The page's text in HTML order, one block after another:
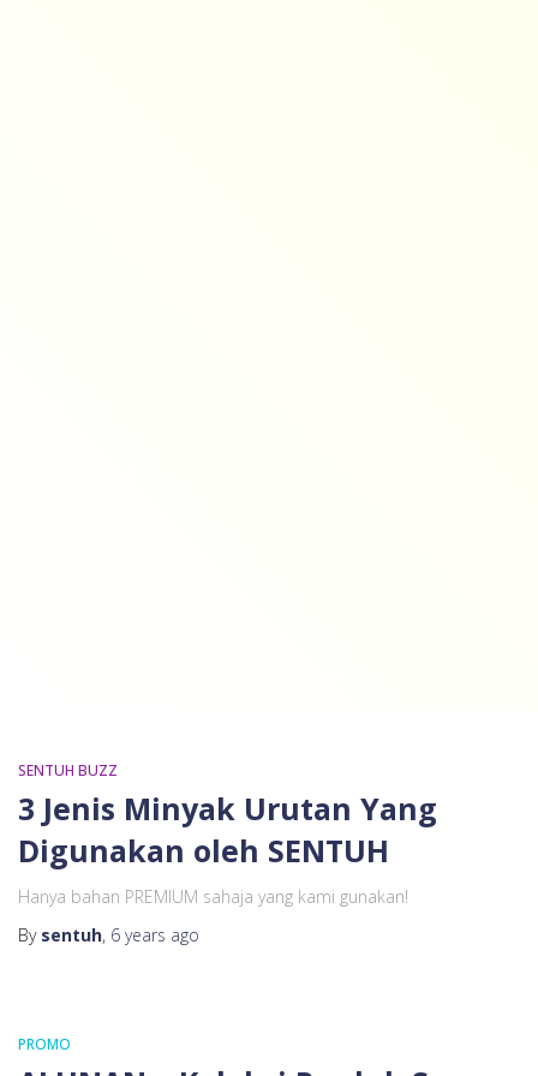
SENTUH BUZZ
3 Jenis Minyak Urutan Yang
Digunakan oleh SENTUH
Hanya bahan PREMIUM sahaja yang kami gunakan!
By sentuh, 6 years ago
PROMO